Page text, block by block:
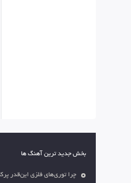
بخش جدید ترین آهنگ ها
چرا توری‌های فلزی این‌قدر